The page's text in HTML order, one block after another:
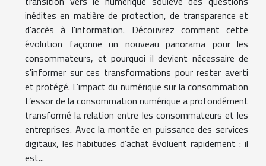
inédites en matière de protection, de transparence et
d'accès à l'information. Découvrez comment cette
évolution façonne un nouveau panorama pour les
consommateurs, et pourquoi il devient nécessaire de
s'informer sur ces transformations pour rester averti
et protégé. L’impact du numérique sur la consommation
L’essor de la consommation numérique a profondément
transformé la relation entre les consommateurs et les
entreprises. Avec la montée en puissance des services
digitaux, les habitudes d’achat évoluent rapidement : il
est...